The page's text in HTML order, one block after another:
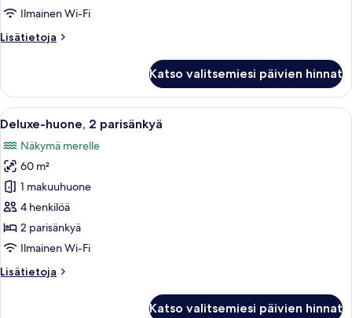
kuvatIlmainen Wi-Fi
Lisätietoja
Lisätietoja
2
parisänkyä
Katso valitsemiesi päivien hinnat
Avaa
kaikki
huonetyypin
Deluxe-
huone,
2
parisänkyä
kuvat
Hotellihuone, jossa on kaksi
6
Deluxe-huone, 2 parisänkyä
Näkymä merelle
60 m²
1 makuuhuone
4 henkilöä
2 parisänkyä
Ilmainen Wi-Fi
Lisätietoja
Lisätietoja
Katso valitsemiesi päivien hinnat